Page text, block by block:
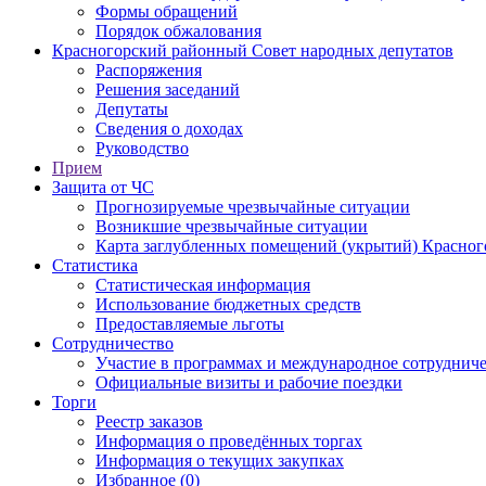
Формы обращений
Порядок обжалования
Красногорский районный Совет народных депутатов
Распоряжения
Решения заседаний
Депутаты
Сведения о доходах
Руководство
Прием
Защита от ЧС
Прогнозируемые чрезвычайные ситуации
Возникшие чрезвычайные ситуации
Карта заглубленных помещений (укрытий)
Статистика
Статистическая информация
Использование бюджетных средств
Предоставляемые льготы
Сотрудничество
Участие в программах и международное
Официальные визиты и рабочие поездки
Торги
Реестр заказов
Информация о проведённых торгах
Информация о текущих закупках
Избранное (0)